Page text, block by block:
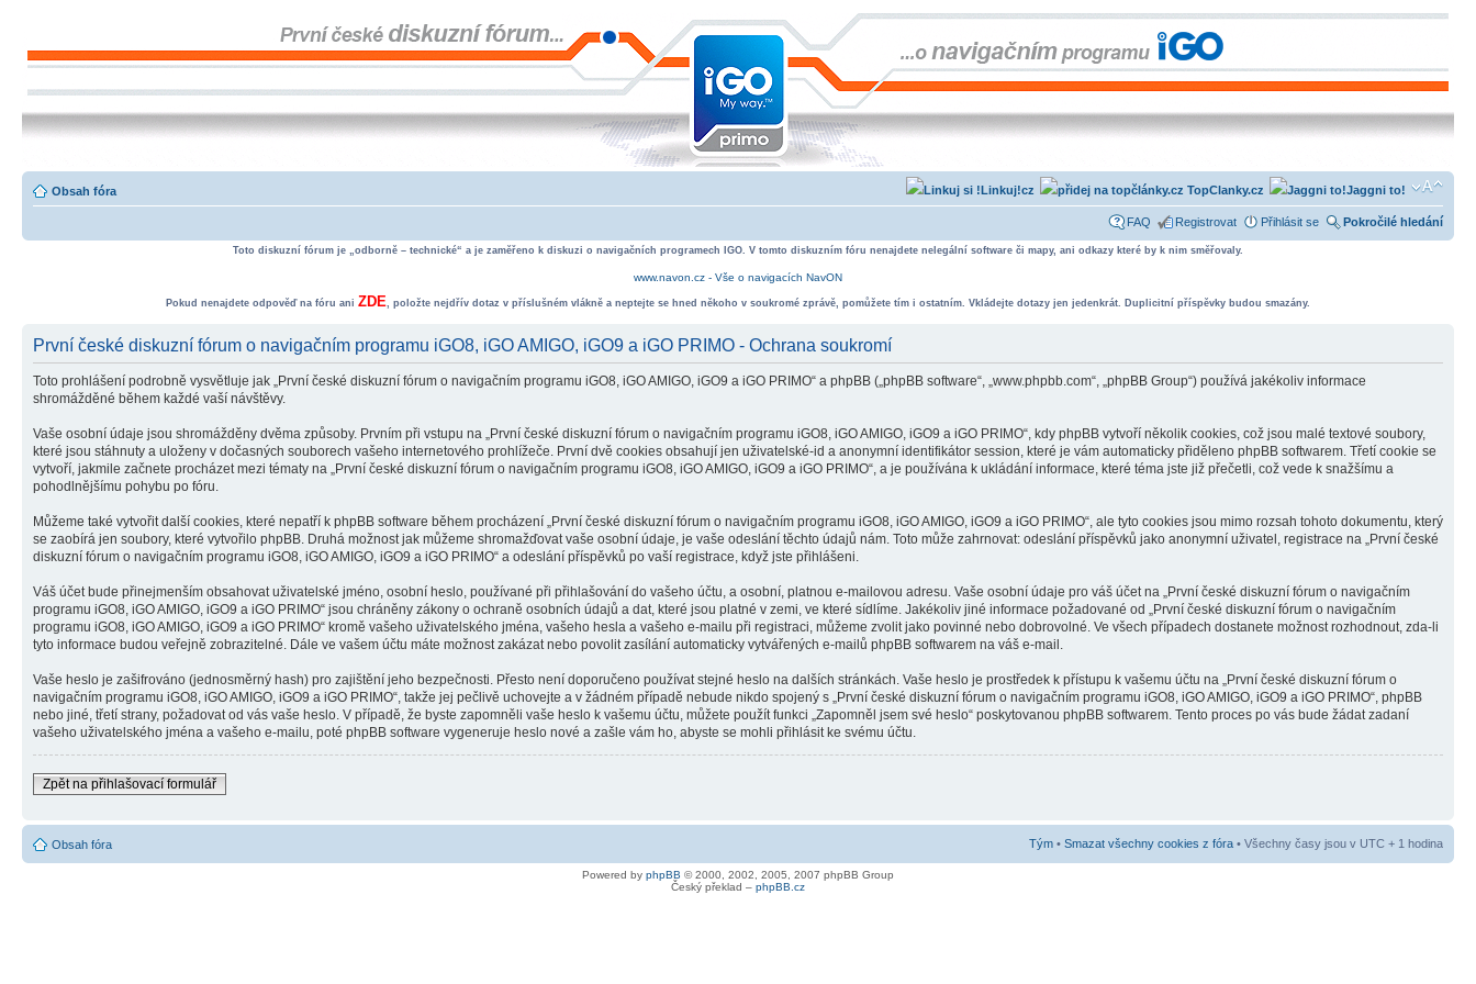
Obsah fóra Jaggni to!
TopClanky.cz
Linkuj!cz
FAQ Registrovat Přihlásit se Pokročilé hledání
Toto diskuzní fórum je „odborně – technické“ a je zaměřeno k diskuzi o navigačních programech IGO. V tomto diskuzním fóru nenajdete nelegální software či mapy, ani odkazy které by k nim směřovaly.
www.navon.cz - Vše o navigacích NavON
Pokud nenajdete odpověď na fóru ani ZDE, položte nejdřív dotaz v příslušném vlákně a neptejte se hned někoho v soukromé zprávě, pomůžete tím i ostatním. Vkládejte dotazy jen jedenkrát. Duplicitní příspěvky budou smazány.
První české diskuzní fórum o navigačním programu iGO8, iGO AMIGO, iGO9 a iGO PRIMO - Ochrana soukromí
Toto prohlášení podrobně vysvětluje jak „První české diskuzní fórum o navigačním programu iGO8, iGO AMIGO, iGO9 a iGO PRIMO“ a phpBB („phpBB software“, „www.phpbb.com“, „phpBB Group“) používá jakékoliv informace
shromážděné během každé vaší návštěvy.
Vaše osobní údaje jsou shromážděny dvěma způsoby. Prvním při vstupu na „První české diskuzní fórum o navigačním programu iGO8, iGO AMIGO, iGO9 a iGO PRIMO“, kdy phpBB vytvoří několik cookies, což jsou malé textové soubory,
které jsou stáhnuty a uloženy v dočasných souborech vašeho internetového prohlížeče. První dvě cookies obsahují jen uživatelské-id a anonymní identifikátor session, které je vám automaticky přiděleno phpBB softwarem. Třetí cookie se
vytvoří, jakmile začnete procházet mezi tématy na „První české diskuzní fórum o navigačním programu iGO8, iGO AMIGO, iGO9 a iGO PRIMO“, a je používána k ukládání informace, které téma jste již přečetli, což vede k snažšímu a
pohodlnějšímu pohybu po fóru.
Můžeme také vytvořit další cookies, které nepatří k phpBB software během procházení „První české diskuzní fórum o navigačním programu iGO8, iGO AMIGO, iGO9 a iGO PRIMO“, ale tyto cookies jsou mimo rozsah tohoto dokumentu, který
se zaobírá jen soubory, které vytvořilo phpBB. Druhá možnost jak můžeme shromažďovat vaše osobní údaje, je vaše odeslání těchto údajů nám. Toto může zahrnovat: odeslání příspěvků jako anonymní uživatel, registrace na „První české
diskuzní fórum o navigačním programu iGO8, iGO AMIGO, iGO9 a iGO PRIMO“ a odeslání příspěvků po vaší registrace, když jste přihlášeni.
Váš účet bude přinejmenším obsahovat uživatelské jméno, osobní heslo, používané při přihlašování do vašeho účtu, a osobní, platnou e-mailovou adresu. Vaše osobní údaje pro váš účet na „První české diskuzní fórum o navigačním
programu iGO8, iGO AMIGO, iGO9 a iGO PRIMO“ jsou chráněny zákony o ochraně osobních údajů a dat, které jsou platné v zemi, ve které sídlíme. Jakékoliv jiné informace požadované od „První české diskuzní fórum o navigačním
programu iGO8, iGO AMIGO, iGO9 a iGO PRIMO“ kromě vašeho uživatelského jména, vašeho hesla a vašeho e-mailu při registraci, můžeme zvolit jako povinné nebo dobrovolné. Ve všech případech dostanete možnost rozhodnout, zda-li
tyto informace budou veřejně zobrazitelné. Dále ve vašem účtu máte možnost zakázat nebo povolit zasílání automaticky vytvářených e-mailů phpBB softwarem na váš e-mail.
Vaše heslo je zašifrováno (jednosměrný hash) pro zajištění jeho bezpečnosti. Přesto není doporučeno používat stejné heslo na dalších stránkách. Vaše heslo je prostředek k přístupu k vašemu účtu na „První české diskuzní fórum o
navigačním programu iGO8, iGO AMIGO, iGO9 a iGO PRIMO“, takže jej pečlivě uchovejte a v žádném případě nebude nikdo spojený s „První české diskuzní fórum o navigačním programu iGO8, iGO AMIGO, iGO9 a iGO PRIMO“, phpBB
nebo jiné, třetí strany, požadovat od vás vaše heslo. V případě, že byste zapomněli vaše heslo k vašemu účtu, můžete použít funkci „Zapomněl jsem své heslo“ poskytovanou phpBB softwarem. Tento proces po vás bude žádat zadaní
vašeho uživatelského jména a vašeho e-mailu, poté phpBB software vygeneruje heslo nové a zašle vám ho, abyste se mohli přihlásit ke svému účtu.
Zpět na přihlašovací formulář
Obsah fóra Tým • Smazat všechny cookies z fóra • Všechny časy jsou v UTC + 1 hodina
Powered by phpBB © 2000, 2002, 2005, 2007 phpBB Group
Český překlad – phpBB.cz